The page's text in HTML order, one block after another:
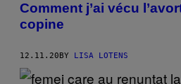
Comment j’ai vécu
copine
12.11.20BY LISA LOTENS